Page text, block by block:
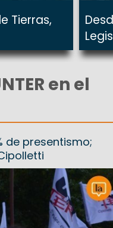
Tierras,
en el
de presentismo;